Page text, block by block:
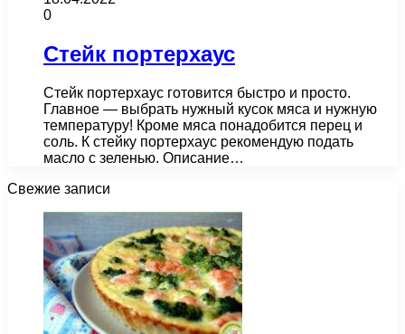
0
Стейк портерхаус
Стейк портерхаус готовится быстро и просто.
Главное — выбрать нужный кусок мяса и нужную
температуру! Кроме мяса понадобится перец и
соль. К стейку портерхаус рекомендую подать
масло с зеленью. Описание…
Свежие записи